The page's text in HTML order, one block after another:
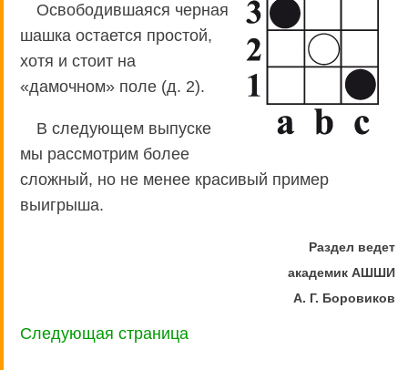
Освободившаяся черная
шашка остается простой,
хотя и стоит на
«дамочном» поле (д. 2).
В следующем выпуске
мы рассмотрим более
сложный, но не менее красивый пример
выигрыша.
Раздел ведет
академик АШШИ
А. Г. Боровиков
Следующая страница